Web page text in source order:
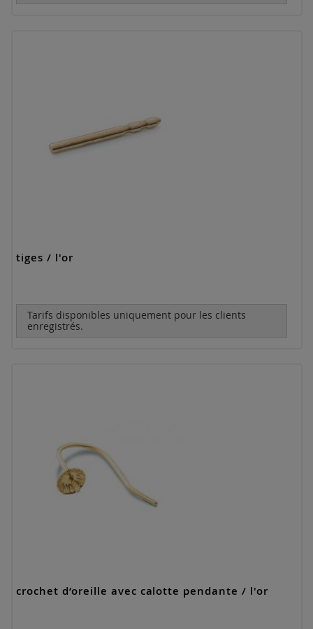
tiges / l'or
Tarifs disponibles uniquement pour les clients
enregistrés.
crochet d‘oreille avec calotte pendante / l'or